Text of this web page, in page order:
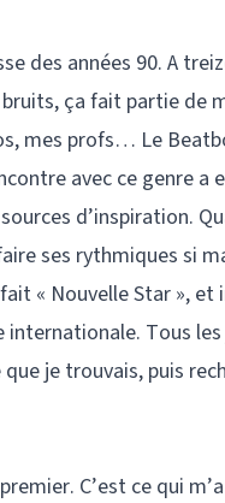
des années 90. A
ça fait partie de
mes profs… Le
avec ce genre a
d’inspiration.
ses rythmiques si
« Nouvelle Star »,
Tous
je trouvais, puis
C’est ce qui